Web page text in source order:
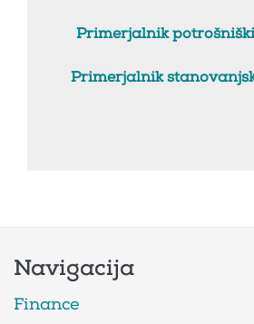
Primerjalnik
Primerjalnik
Navigacija
Finance